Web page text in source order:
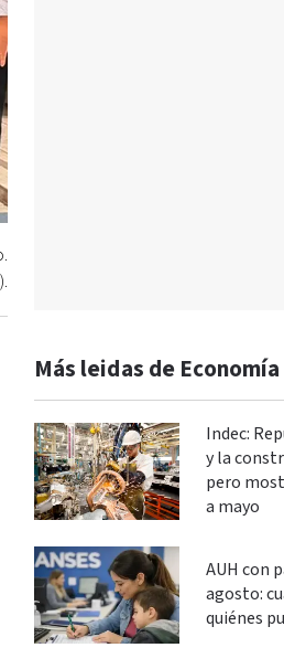
Más leidas de Economía
Indec:
y la
pero
a mayo
AUH con
agosto:
quiénes